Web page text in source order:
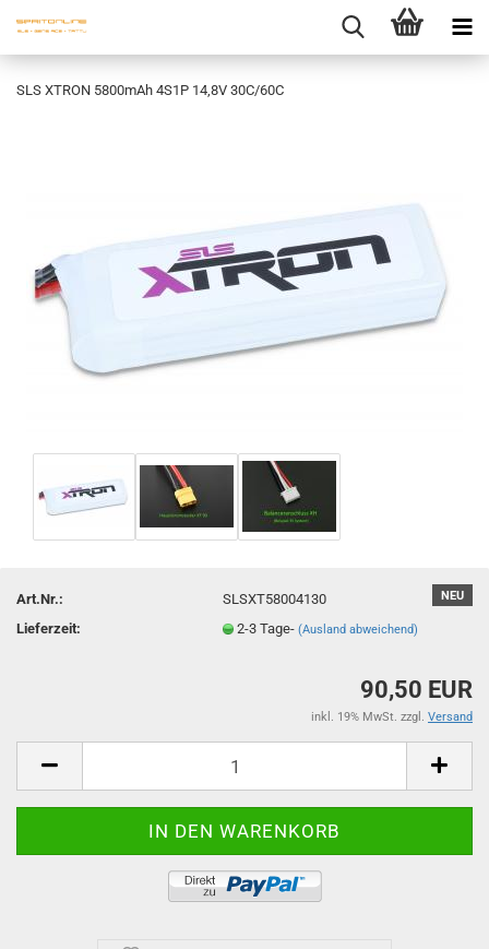
SLS XTRON 5800mAh 4S1P 14,8V 30C/60C
NEU
Art.Nr.:
SLSXT58004130
Lieferzeit:
2-3 Tage-(Ausland abweichend)
90,50 EUR
inkl. 19% MwSt. zzgl. Versand